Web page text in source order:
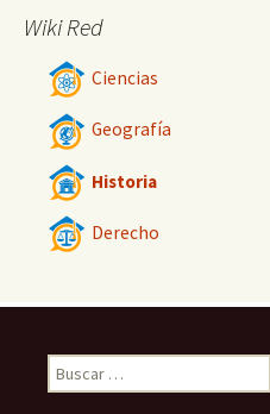
Wiki Red
Ciencias
Geografía
Historia
Derecho
Buscar: